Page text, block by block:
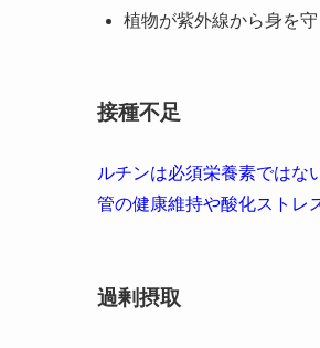
植物が紫外線から身を
接種不足
ルチンは必須栄養素ではな
管の健康維持や酸化ストレ
過剰摂取